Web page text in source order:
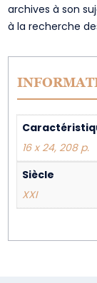
archives à son
à la recherche
16 x 24, 208 p.
Siècle
XXI